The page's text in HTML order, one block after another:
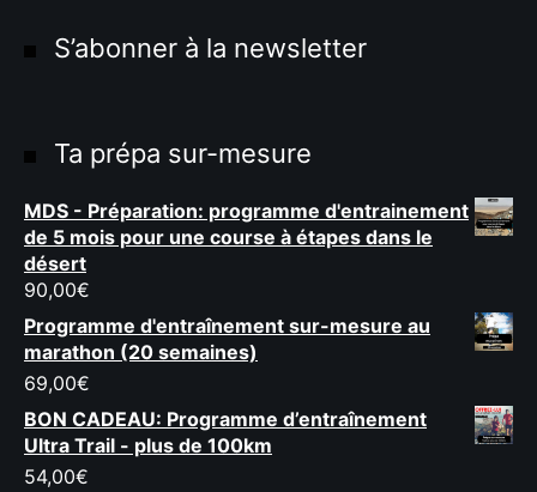
S’abonner à la newsletter
Ta prépa sur-mesure
MDS - Préparation: programme d'entrainement
de 5 mois pour une course à étapes dans le
désert
90,00€
Programme d'entraînement sur-mesure au
marathon (20 semaines)
69,00€
BON CADEAU: Programme d’entraînement
Ultra Trail - plus de 100km
54,00€